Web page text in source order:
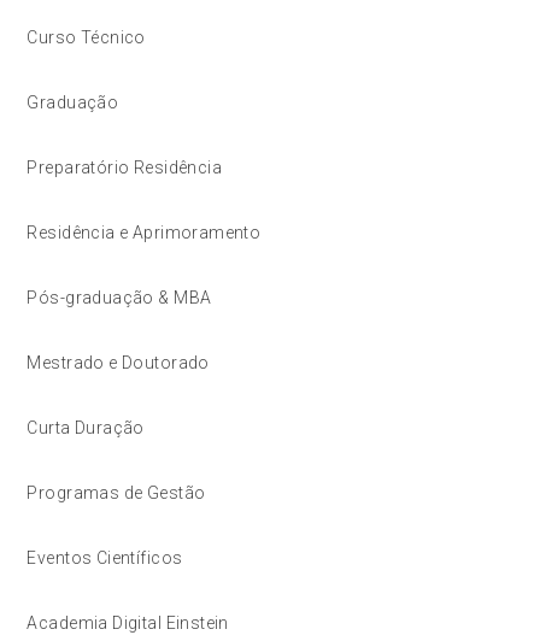
Curso Técnico
Graduação
Preparatório Residência
Residência e Aprimoramento
Pós-graduação & MBA
Mestrado e Doutorado
Curta Duração
Programas de Gestão
Eventos Científicos
Academia Digital Einstein